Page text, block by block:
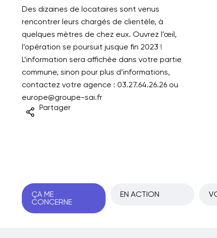
Des dizaines de locataires sont venus
rencontrer leurs chargés de clientèle, à
quelques mètres de chez eux. Ouvrez l’œil,
l’opération se poursuit jusque fin 2023 !
L’information sera affichée dans votre partie
commune, sinon pour plus d’informations,
contactez votre agence : 03.27.64.26.26 ou
europe@groupe-sai.fr
Partager
ÇA ME
CONCERNE
EN ACTION